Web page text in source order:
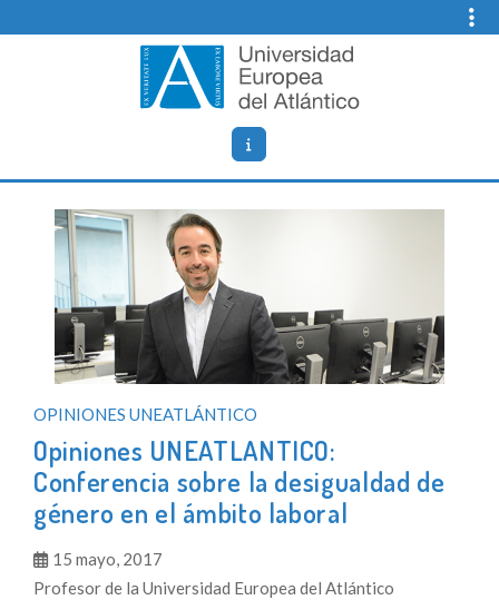
to
Opiniones Universidad Europea del
Atlantico
Blog de opiniones, noticias y comentarios sobre
UNEATLANTICO (Universidad Europea del Atlántico).
OPINIONES UNEATLÁNTICO
Opiniones UNEATLANTICO:
Conferencia sobre la desigualdad de
género en el ámbito laboral
15 mayo, 2017
Profesor de la Universidad Europea del Atlántico